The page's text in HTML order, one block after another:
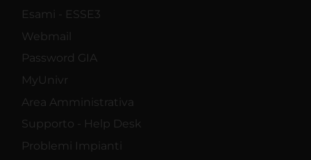
Esami - ESSE3
Webmail
Password GIA
MyUnivr
Area Amministrativa
Supporto - Help Desk
Problemi Impianti